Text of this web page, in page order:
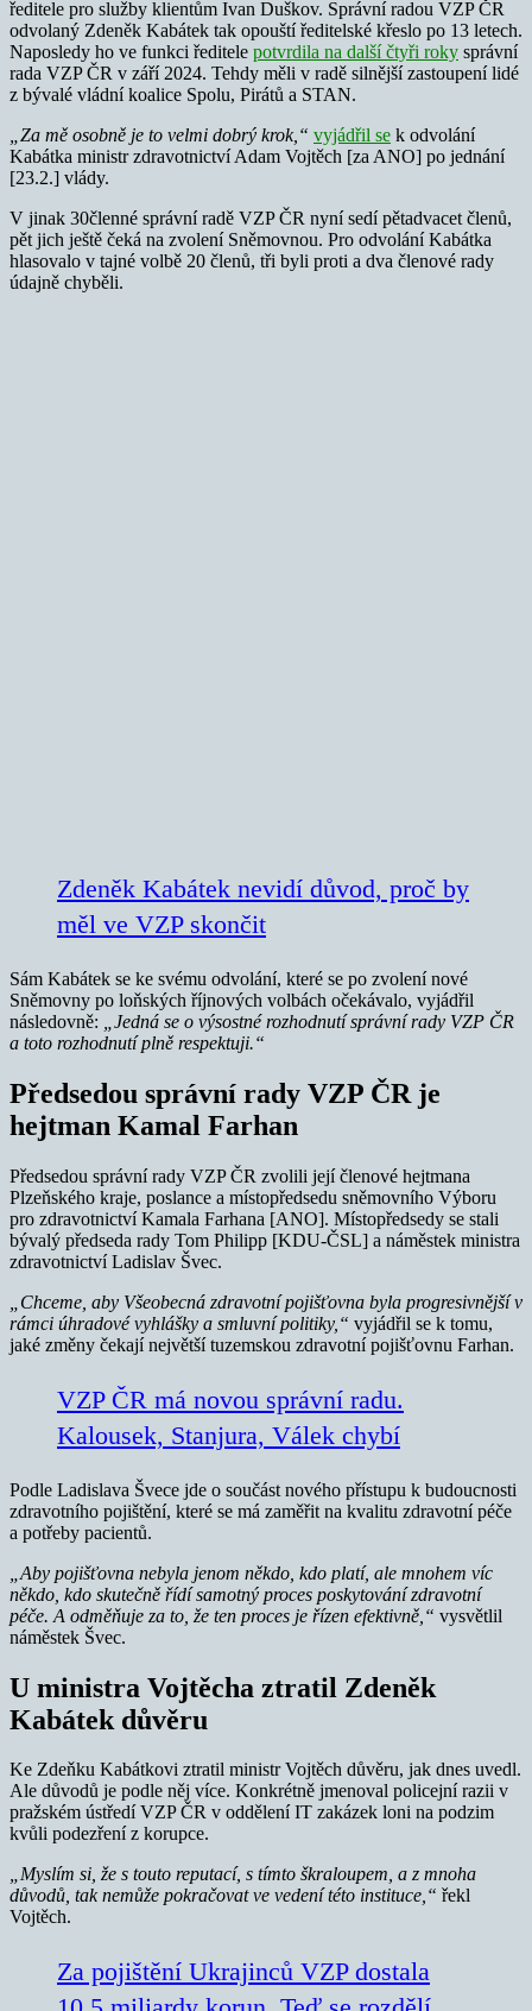
ředitele pro služby klientům Ivan Duškov. Správní radou VZP ČR
odvolaný Zdeněk Kabátek tak opouští ředitelské křeslo po 13 letech.
Naposledy ho ve funkci ředitele potvrdila na další čtyři roky správní
rada VZP ČR v září 2024. Tehdy měli v radě silnější zastoupení lidé
z bývalé vládní koalice Spolu, Pirátů a STAN.
„Za mě osobně je to velmi dobrý krok,“ vyjádřil se k odvolání
Kabátka ministr zdravotnictví Adam Vojtěch [za ANO] po jednání
[23.2.] vlády.
V jinak 30členné správní radě VZP ČR nyní sedí pětadvacet členů,
pět jich ještě čeká na zvolení Sněmovnou. Pro odvolání Kabátka
hlasovalo v tajné volbě 20 členů, tři byli proti a dva členové rady
údajně chyběli.
Zdeněk Kabátek nevidí důvod, proč by
měl ve VZP skončit
Sám Kabátek se ke svému odvolání, které se po zvolení nové
Sněmovny po loňských říjnových volbách očekávalo, vyjádřil
následovně:
„Jedná se o výsostné rozhodnutí správní rady VZP ČR
a toto rozhodnutí plně respektuji.“
Předsedou správní rady VZP ČR je
hejtman Kamal Farhan
Předsedou správní rady VZP ČR zvolili její členové hejtmana
Plzeňského kraje, poslance a místopředsedu sněmovního Výboru
pro zdravotnictví Kamala Farhana [ANO]. Místopředsedy se stali
bývalý předseda rady Tom Philipp [KDU-ČSL] a náměstek ministra
zdravotnictví Ladislav Švec.
„Chceme, aby Všeobecná zdravotní pojišťovna byla progresivnější v
rámci úhradové vyhlášky a smluvní politiky,“ vyjádřil se k tomu,
jaké změny čekají největší tuzemskou zdravotní pojišťovnu Farhan.
VZP ČR má novou správní radu.
Kalousek, Stanjura, Válek chybí
Podle Ladislava Švece jde o součást nového přístupu k budoucnosti
zdravotního pojištění, které se má zaměřit na kvalitu zdravotní péče
a potřeby pacientů.
„Aby pojišťovna nebyla jenom někdo, kdo platí, ale mnohem víc
někdo, kdo skutečně řídí samotný proces poskytování zdravotní
péče. A odměňuje za to, že ten proces je řízen efektivně,“ vysvětlil
náměstek Švec.
U ministra Vojtěcha ztratil Zdeněk
Kabátek důvěru
Ke Zdeňku Kabátkovi ztratil ministr Vojtěch důvěru, jak dnes uvedl.
Ale důvodů je podle něj více. Konkrétně jmenoval policejní razii v
pražském ústředí VZP ČR v oddělení IT zakázek loni na podzim
kvůli podezření z korupce.
„Myslím si, že s touto reputací, s tímto škraloupem, a z mnoha
důvodů, tak nemůže pokračovat ve vedení této instituce,“ řekl
Vojtěch.
Za pojištění Ukrajinců VZP dostala